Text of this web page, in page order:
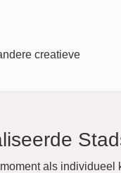
creatieve
als individueel